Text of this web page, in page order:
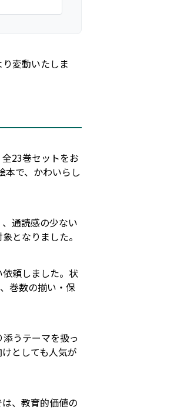
変動いたしま
23巻セットをお
本で、かわいらし
通読感の少ない
となりました。
頼しました。状
巻数の揃い・保
うテーマを扱っ
としても人気が
、教育的価値の